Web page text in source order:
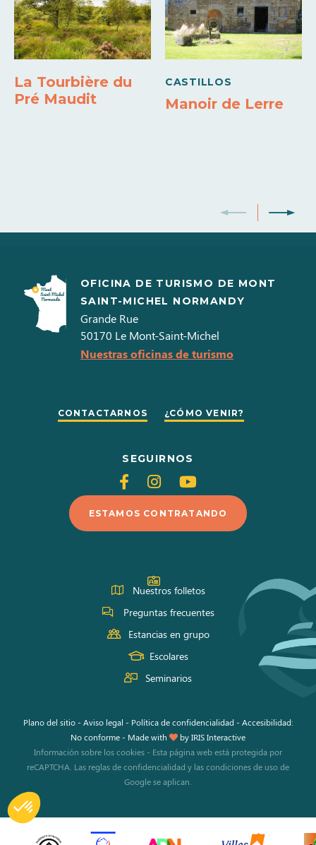
La Tourbière du
Pré Maudit
CASTILLOS
Manoir de Lerre
OFICINA DE TURISMO DE MONT
SAINT-MICHEL NORMANDY
Grande Rue
50170 Le Mont-Saint-Michel
Nuestras oficinas de turismo
CONTACTARNOS ¿CÓMO VENIR?
SEGUIRNOS
Siganos
en
Facebook
Siganos
en
Instagram
Siganos
en
Youtube
ESTAMOS CONTRATANDO
Nuestros folletos
Preguntas frecuentes
Estancias en grupo
Escolares
Seminarios
Plano del sitio- Aviso legal - Política de confidencialidad - Accesibilidad:
No conforme- Made with byIRIS Interactive
Información sobre los cookies - Esta página web está protegida por
reCAPTCHA. Las reglas de confidencialidad y lascondiciones de usode
Google se aplican.